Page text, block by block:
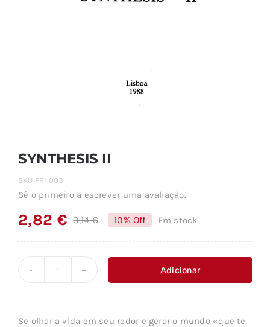
SYNTHESIS II
SKU PRI 003
Sê o primeiro a escrever uma avaliação.
3,14€O
era:
2,82 €
O
é:
10% Off Em stock
Adicionar
Se olhar a vida em seu redor e gerar o mundo «que te